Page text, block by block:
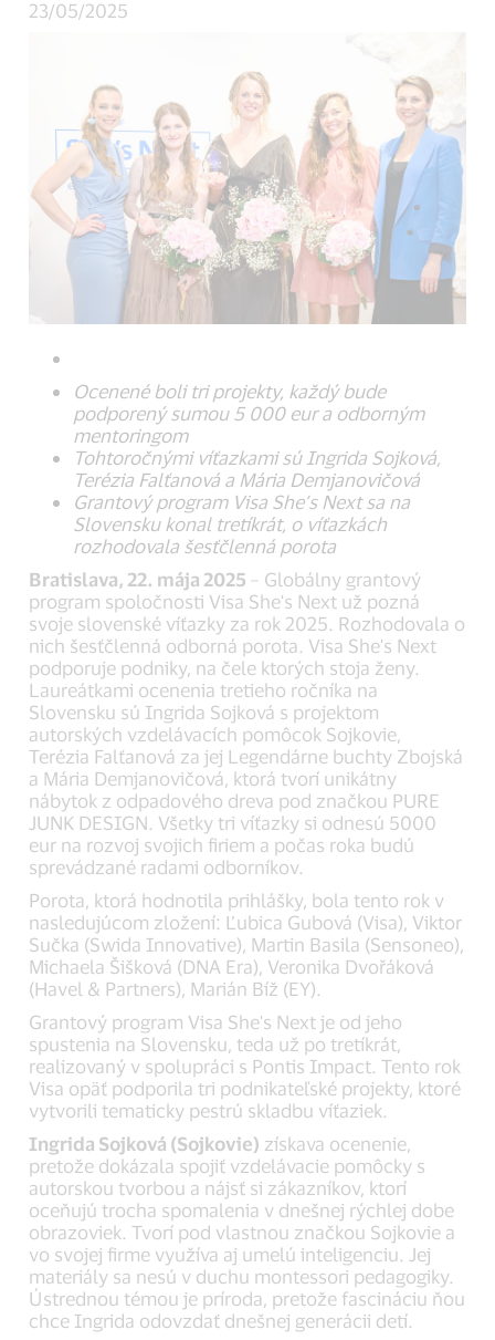
23/05/2025
Ocenené boli tri projekty, každý bude
podporený sumou 5 000 eur a odborným
mentoringom
Tohtoročnými víťazkami sú Ingrida Sojková,
Terézia Falťanová a Mária Demjanovičová
Grantový program Visa She’s Next sa na
Slovensku konal tretíkrát, o víťazkách
rozhodovala šesťčlenná porota
Bratislava, 22. mája 2025 – Globálny grantový
program spoločnosti Visa She's Next už pozná
svoje slovenské víťazky za rok 2025. Rozhodovala o
nich šesťčlenná odborná porota. Visa She's Next
podporuje podniky, na čele ktorých stoja ženy.
Laureátkami ocenenia tretieho ročníka na
Slovensku sú Ingrida Sojková s projektom
autorských vzdelávacích pomôcok Sojkovie,
Terézia Falťanová za jej Legendárne buchty Zbojská
a Mária Demjanovičová, ktorá tvorí unikátny
nábytok z odpadového dreva pod značkou PURE
JUNK DESIGN. Všetky tri víťazky si odnesú 5000
eur na rozvoj svojich firiem a počas roka budú
sprevádzané radami odborníkov.
Porota, ktorá hodnotila prihlášky, bola tento rok v
nasledujúcom zložení: Ľubica Gubová (Visa), Viktor
Sučka (Swida Innovative), Martin Basila (Sensoneo),
Michaela Šišková (DNA Era), Veronika Dvořáková
(Havel & Partners), Marián Bíž (EY).
Grantový program Visa She's Next je od jeho
spustenia na Slovensku, teda už po tretíkrát,
realizovaný v spolupráci s Pontis Impact. Tento rok
Visa opäť podporila tri podnikateľské projekty, ktoré
vytvorili tematicky pestrú skladbu víťaziek.
Ingrida Sojková (Sojkovie) získava ocenenie,
pretože dokázala spojiť vzdelávacie pomôcky s
autorskou tvorbou a nájsť si zákazníkov, ktorí
oceňujú trocha spomalenia v dnešnej rýchlej dobe
obrazoviek. Tvorí pod vlastnou značkou Sojkovie a
vo svojej firme využíva aj umelú inteligenciu. Jej
materiály sa nesú v duchu montessori pedagogiky.
Ústrednou témou je príroda, pretože fascináciu ňou
chce Ingrida odovzdať dnešnej generácii detí.